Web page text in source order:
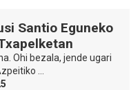
Santio Eguneko
Ohi bezala, jende ugari
…